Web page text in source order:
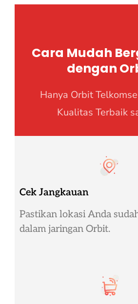
Cara Mudah
dengan
Hanya Orbit
Kualitas Terbaik
Cek Jangkauan
Pastikan lokasi Anda
dalam jaringan Orbit.